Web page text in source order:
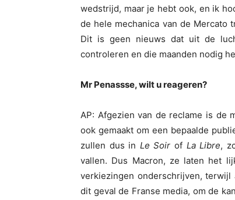
wedstrijd, maar je hebt ook, en ik
de hele mechanica van de Mercato
Dit is geen nieuws dat uit de
controleren en die maanden nodig
Mr Penassse, wilt u reageren?
AP: Afgezien van de reclame is de
ook gemaakt om een bepaalde
zullen dus in Le Soir of La Libre,
vallen. Dus Macron, ze laten het
verkiezingen onderschrijven, terwijl
dit geval de Franse media, om de